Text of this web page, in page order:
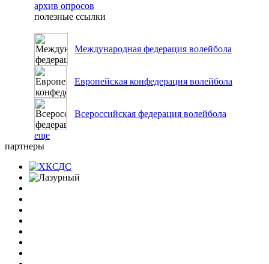
архив опросов
полезные ссылки
Международная федерация волейбола
Европейская конфедерация волейбола
Всероссийская федерация волейбола
еще
партнеры